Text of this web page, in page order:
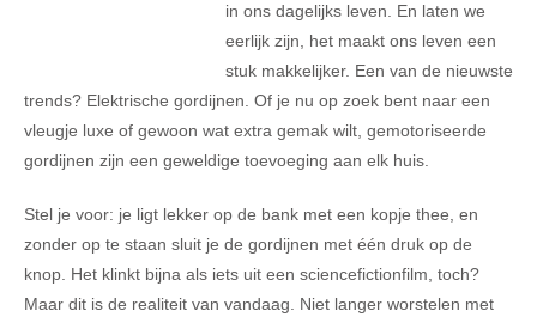
in ons dagelijks leven. En laten we
eerlijk zijn, het maakt ons leven een
stuk makkelijker. Een van de nieuwste
trends? Elektrische gordijnen. Of je nu op zoek bent naar een
vleugje luxe of gewoon wat extra gemak wilt, gemotoriseerde
gordijnen zijn een geweldige toevoeging aan elk huis.
Stel je voor: je ligt lekker op de bank met een kopje thee, en
zonder op te staan sluit je de gordijnen met één druk op de
knop. Het klinkt bijna als iets uit een sciencefictionfilm, toch?
Maar dit is de realiteit van vandaag. Niet langer worstelen met